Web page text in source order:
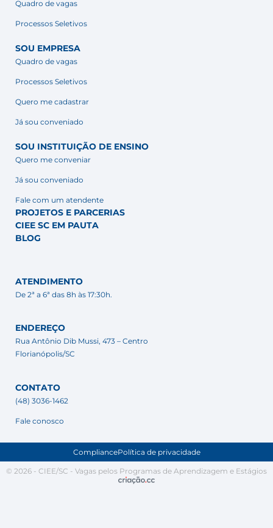
Quadro de vagas
Processos Seletivos
SOU EMPRESA
Quadro de vagas
Processos Seletivos
Quero me cadastrar
Já sou conveniado
SOU INSTITUIÇÃO DE ENSINO
Quero me conveniar
Já sou conveniado
Fale com um atendente
PROJETOS E PARCERIAS
CIEE SC EM PAUTA
BLOG
ATENDIMENTO
De 2ª a 6ª das 8h às 17:30h.
ENDEREÇO
Rua Antônio Dib Mussi, 473 – Centro
Florianópolis/SC
CONTATO
(48) 3036-1462
Fale conosco
CompliancePolítica de privacidade
© 2026 - CIEE/SC - Vagas pelos Programas de Aprendizagem e Estágios